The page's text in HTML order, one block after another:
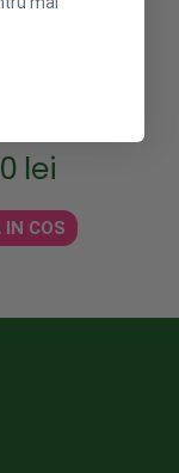
Best
lei
IN COS